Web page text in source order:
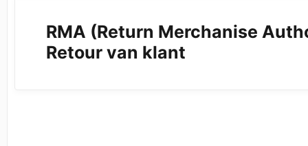
RMA (Return Merchanise
Retour van klant